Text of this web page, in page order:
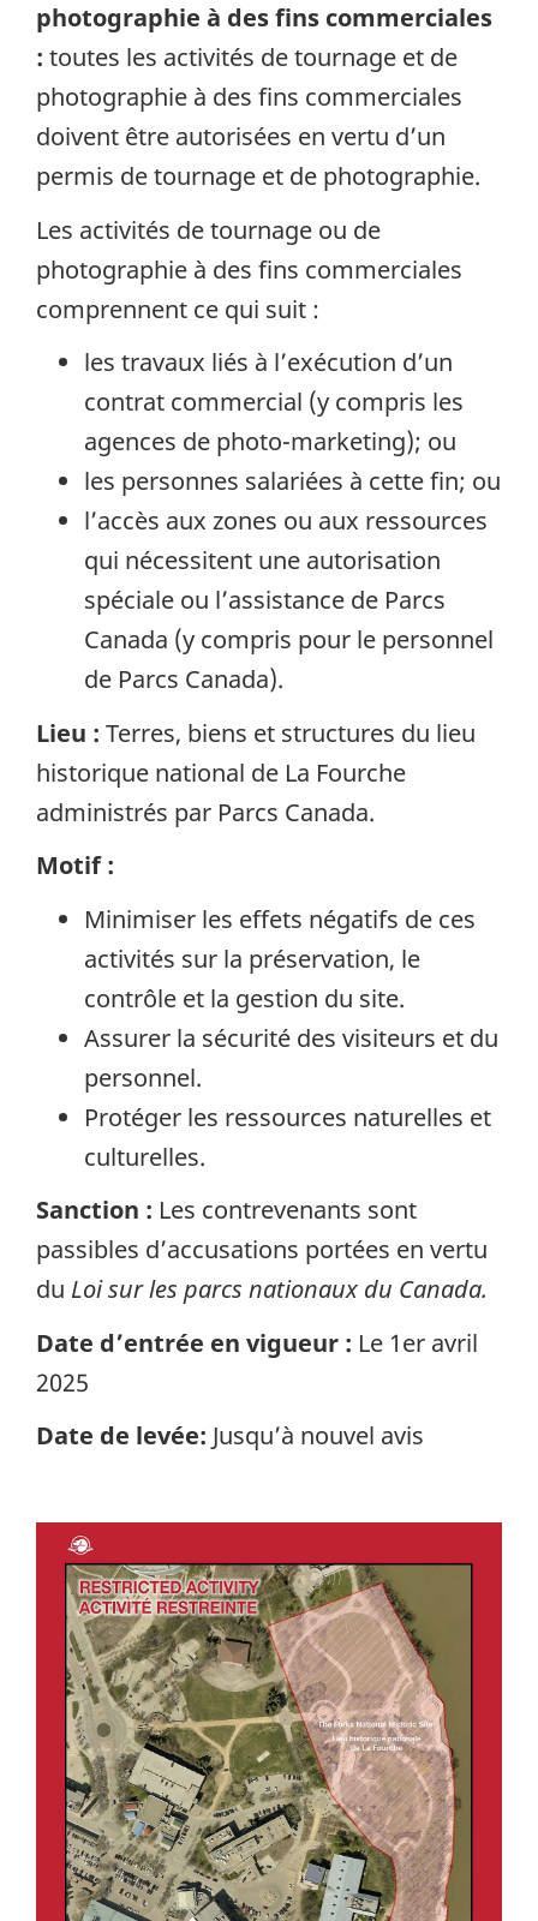
photographie à des fins commerciales
: toutes les activités de tournage et de
photographie à des fins commerciales
doivent être autorisées en vertu d’un
permis de tournage et de photographie.
Les activités de tournage ou de
photographie à des fins commerciales
comprennent ce qui suit :
les travaux liés à l’exécution d’un
contrat commercial (y compris les
agences de photo-marketing); ou
les personnes salariées à cette fin; ou
l’accès aux zones ou aux ressources
qui nécessitent une autorisation
spéciale ou l’assistance de Parcs
Canada (y compris pour le personnel
de Parcs Canada).
Lieu : Terres, biens et structures du lieu
historique national de La Fourche
administrés par Parcs Canada.
Motif :
Minimiser les effets négatifs de ces
activités sur la préservation, le
contrôle et la gestion du site.
Assurer la sécurité des visiteurs et du
personnel.
Protéger les ressources naturelles et
culturelles.
Sanction : Les contrevenants sont
passibles d’accusations portées en vertu
du Loi sur les parcs nationaux du Canada.
Date d’entrée en vigueur : Le 1er avril
2025
Date de levée: Jusqu’à nouvel avis